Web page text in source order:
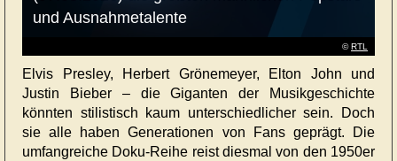
© RTL
und Ausnahmetalente
Elvis Presley, Herbert Grönemeyer, Elton John und
Justin Bieber – die Giganten der Musikgeschichte
könnten stilistisch kaum unterschiedlicher sein. Doch
sie alle haben Generationen von Fans geprägt. Die
umfangreiche Doku-Reihe reist diesmal von den 1950er